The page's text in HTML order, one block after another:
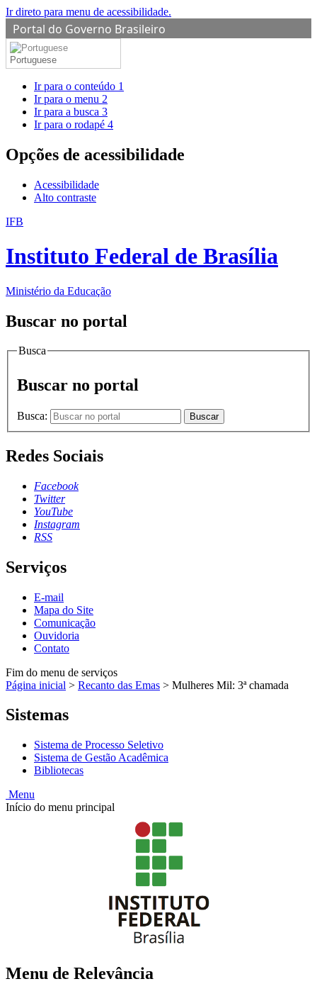
Ir direto para menu de acessibilidade.
Portal do Governo Brasileiro
Portuguese
Ir para o conteúdo 1
Ir para o menu 2
Ir para a busca 3
Ir para o rodapé 4
Opções de acessibilidade
Acessibilidade
Alto contraste
IFB
Instituto Federal de Brasília
Ministério da Educação
Buscar no portal
Busca
Buscar no portal
Busca: Buscar
Redes Sociais
Facebook
Twitter
YouTube
Instagram
RSS
Serviços
E-mail
Mapa do Site
Comunicação
Ouvidoria
Contato
Fim do menu de serviços
Página inicial > Recanto das Emas > Mulheres Mil: 3ª chamada
Sistemas
Sistema de Processo Seletivo
Sistema de Gestão Acadêmica
Bibliotecas
Menu
Início do menu principal
Menu de Relevância